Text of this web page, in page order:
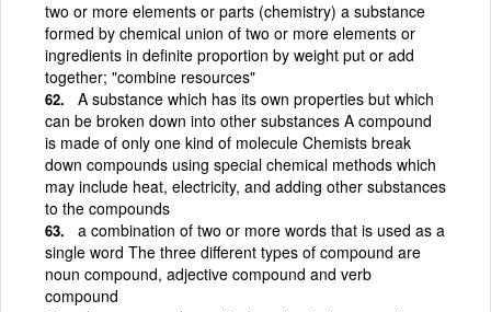
two or more elements or parts (chemistry) a substance
formed by chemical union of two or more elements or
ingredients in definite proportion by weight put or add
together; "combine resources"
A substance which has its own properties but which
can be broken down into other substances A compound
is made of only one kind of molecule Chemists break
down compounds using special chemical methods which
may include heat, electricity, and adding other substances
to the compounds
a combination of two or more words that is used as a
single word The three different types of compound are
noun compound, adjective compound and verb
compound